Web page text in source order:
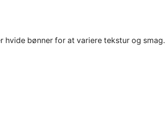
bønner for at variere tekstur og smag.